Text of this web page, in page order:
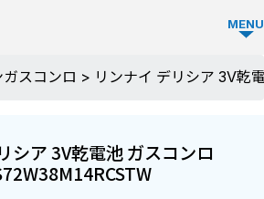
MENU
スコンロ > リンナイ デリシア 3V乾
シア 3V乾電池 ガスコンロ